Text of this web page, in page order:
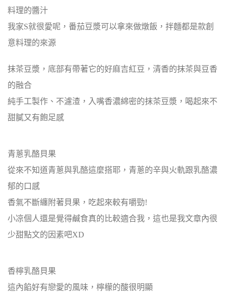
料理的醬汁
我家S就很愛呢，番茄豆漿可以拿來做燉飯，拌麵都是款創
意料理的來源
抹茶豆漿，底部有帶著它的好麻吉紅豆，清香的抹茶與豆香
的融合
純手工製作、不濾渣，入嘴香濃綿密的抹茶豆漿，喝起來不
甜膩又有飽足感
青蔥乳酪貝果
從來不知道青蔥與乳酪這麼搭耶，青蔥的辛與火軌跟乳酪濃
郁的口感
香氣不斷纏附著貝果，吃起來較有嚼勁!
小凉個人還是覺得鹹食真的比較適合我，這也是我文章內很
少甜點文的因素吧XD
香檸乳酪貝果
這內餡好有戀愛的風味，檸檬的酸很明顯